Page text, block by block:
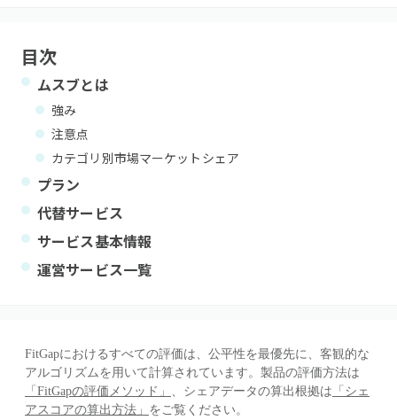
目次
ムスブとは
強み
注意点
カテゴリ別市場マーケットシェア
プラン
代替サービス
サービス基本情報
運営サービス一覧
FitGapにおけるすべての評価は、公平性を最優先に、客観的な
アルゴリズムを用いて計算されています。製品の評価方法は
「FitGapの評価メソッド」 、シェアデータの算出根拠は 「シェ
アスコアの算出方法」 をご覧ください。